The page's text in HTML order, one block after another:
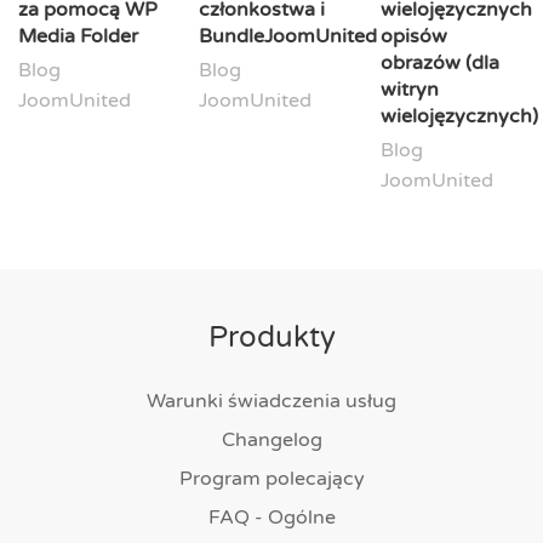
za pomocą WP
Media Folder
Blog
JoomUnited
członkostwa i
BundleJoomUnited
Blog
JoomUnited
wielojęzycznych
opisów
obrazów (dla
witryn
wielojęzycznych)
Blog
JoomUnited
Produkty
Warunki świadczenia usług
Changelog
Program polecający
FAQ - Ogólne